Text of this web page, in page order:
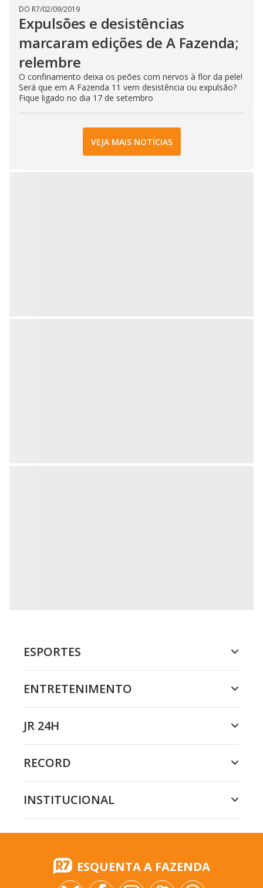
DO R7/02/09/2019
Expulsões e desistências
marcaram edições de A Fazenda;
relembre
O confinamento deixa os peões com nervos à flor da pele!
Será que em A Fazenda 11 vem desistência ou expulsão?
Fique ligado no dia 17 de setembro
VEJA MAIS NOTÍCIAS
ESPORTES
ENTRETENIMENTO
JR 24H
RECORD
INSTITUCIONAL
ESQUENTA A FAZENDA